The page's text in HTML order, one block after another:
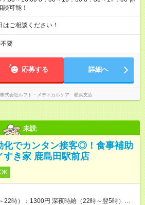
可能！
はご相談ください！
要
応募する 詳細へ
株式会社ルフト・メディカルケア 横浜支店
未読
化でカンタン接客◎！食事補助
すき家 鹿島田駅前店
22時）：1300円 深夜時給（22時～翌5時）：